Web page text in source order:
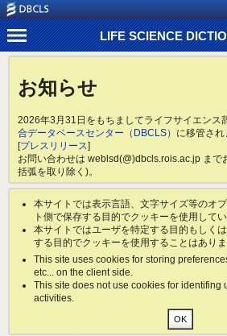
LIFE SCIENCE
お知らせ
2026年3月31日をもちましてライフサイエンス
合データベースセンター（DBCLS） に移管され
[プレスリリース]
お問い合わせは weblsd(@)dbcls.rois.ac.jp まで
括弧を取り除く)。
本サイトでは表示言語、文字サイズ等のオ
ト側で保存する目的でクッキーを使用してい
本サイトではユーザを特定する目的もしく
する目的でクッキーを使用することはありま
This site uses cookies for storing
etc... on the client side.
This site does not use cookies for identifing
activities.